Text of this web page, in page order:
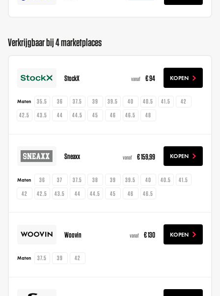
Verkrijgbaar bij 4 marketplaces
StockX vanaf € 94 KOPEN
Maten 35.5 36 37.5 39 39.5 40 40.5 41.5
42
42.5
43.5 44 44.5 45 46 46.5 48
Sneaxx vanaf € 159,99 KOPEN
Maten 36 37 37.5 38 39 39.5 40 40.5
41.5
42
42.5 43.5 44 44.5 45 46 46.5
Woovin vanaf € 130 KOPEN
Maten 37.5 39 42